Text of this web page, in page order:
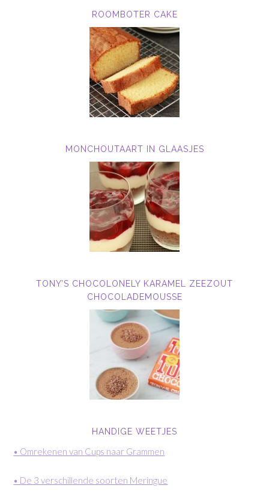
ROOMBOTER CAKE
MONCHOUTAART IN GLAASJES
TONY’S CHOCOLONELY KARAMEL ZEEZOUT
CHOCOLADEMOUSSE
HANDIGE WEETJES
• Omrekenen van Cups naar Grammen
• De 3 verschillende soorten Meringue